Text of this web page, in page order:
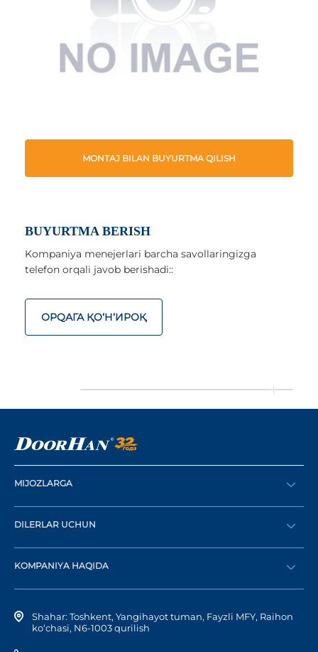
MONTAJ BILAN BUYURTMA QILISH
BUYURTMA BERISH
Kompaniya menejerlari barcha savollaringizga
telefon orqali javob berishadi::
ОРQАГА ҚO‘Н‘ИРОҚ
MIJOZLARGA
Buyurtma berish
DILERLAR UCHUN
Diler bo‘lish
Shaxsiy kabinetga kirish
KOMPANIYA HAQIDA
Kompaniya tarixi
Shahar: Toshkent, Yangihayot tuman, Fayzli MFY, Raihon
ko‘chasi, N6-1003 qurilish